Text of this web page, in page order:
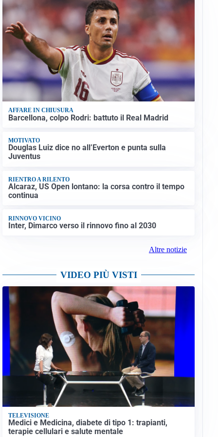
AFFARE IN CHIUSURA
Barcellona, colpo Rodri: battuto il Real Madrid
MOTIVATO
Douglas Luiz dice no all’Everton e punta sulla
Juventus
RIENTRO A RILENTO
Alcaraz, US Open lontano: la corsa contro il tempo
continua
RINNOVO VICINO
Inter, Dimarco verso il rinnovo fino al 2030
Altre notizie
VIDEO PIÙ VISTI
TELEVISIONE
Medici e Medicina, diabete di tipo 1: trapianti,
terapie cellulari e salute mentale